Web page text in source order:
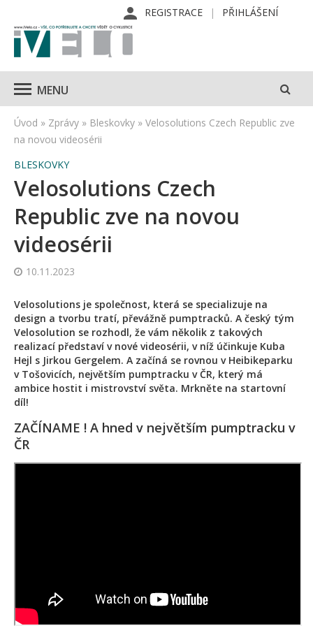
REGISTRACE PŘIHLÁŠENÍ
MENU
Úvod » Zprávy » Bleskovky » Velosolutions Czech Republic zve
na novou videosérii
BLESKOVKY
Velosolutions Czech
Republic zve na novou
videosérii
10.11.2023
Velosolutions je společnost, která se specializuje na
design a tvorbu tratí, převážně pumptracků. A český tým
Velosolution se rozhodl, že vám několik z takových
realizací představí v nové videosérii, v níž účinkuje Kuba
Hejl s Jirkou Gergelem. A začíná se rovnou v Heibikeparku
v Tošovicích, největším pumptracku v ČR, který má
ambice hostit i mistrovství světa. Mrkněte na startovní
díl!
ZAČÍNAME ! A hned v největším pumptracku v
ČR